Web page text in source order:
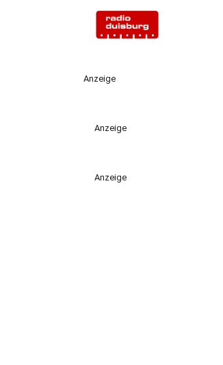
Anzeige
Anzeige
Anzeige